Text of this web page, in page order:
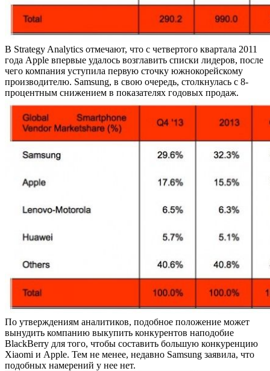
В Strategy Analytics отмечают, что с четвертого квартала 2011
года Apple впервые удалось возглавить списки лидеров, после
чего компания уступила первую сточку южнокорейскому
производителю. Samsung, в свою очередь, столкнулась с 8-
процентным снижением в показателях годовых продаж.
По утверждениям аналитиков, подобное положение может
вынудить компанию выкупить конкурентов наподобие
BlackBerry для того, чтобы составить большую конкуренцию
Xiaomi и Apple. Тем не менее, недавно Samsung заявила, что
подобных намерений у нее нет.